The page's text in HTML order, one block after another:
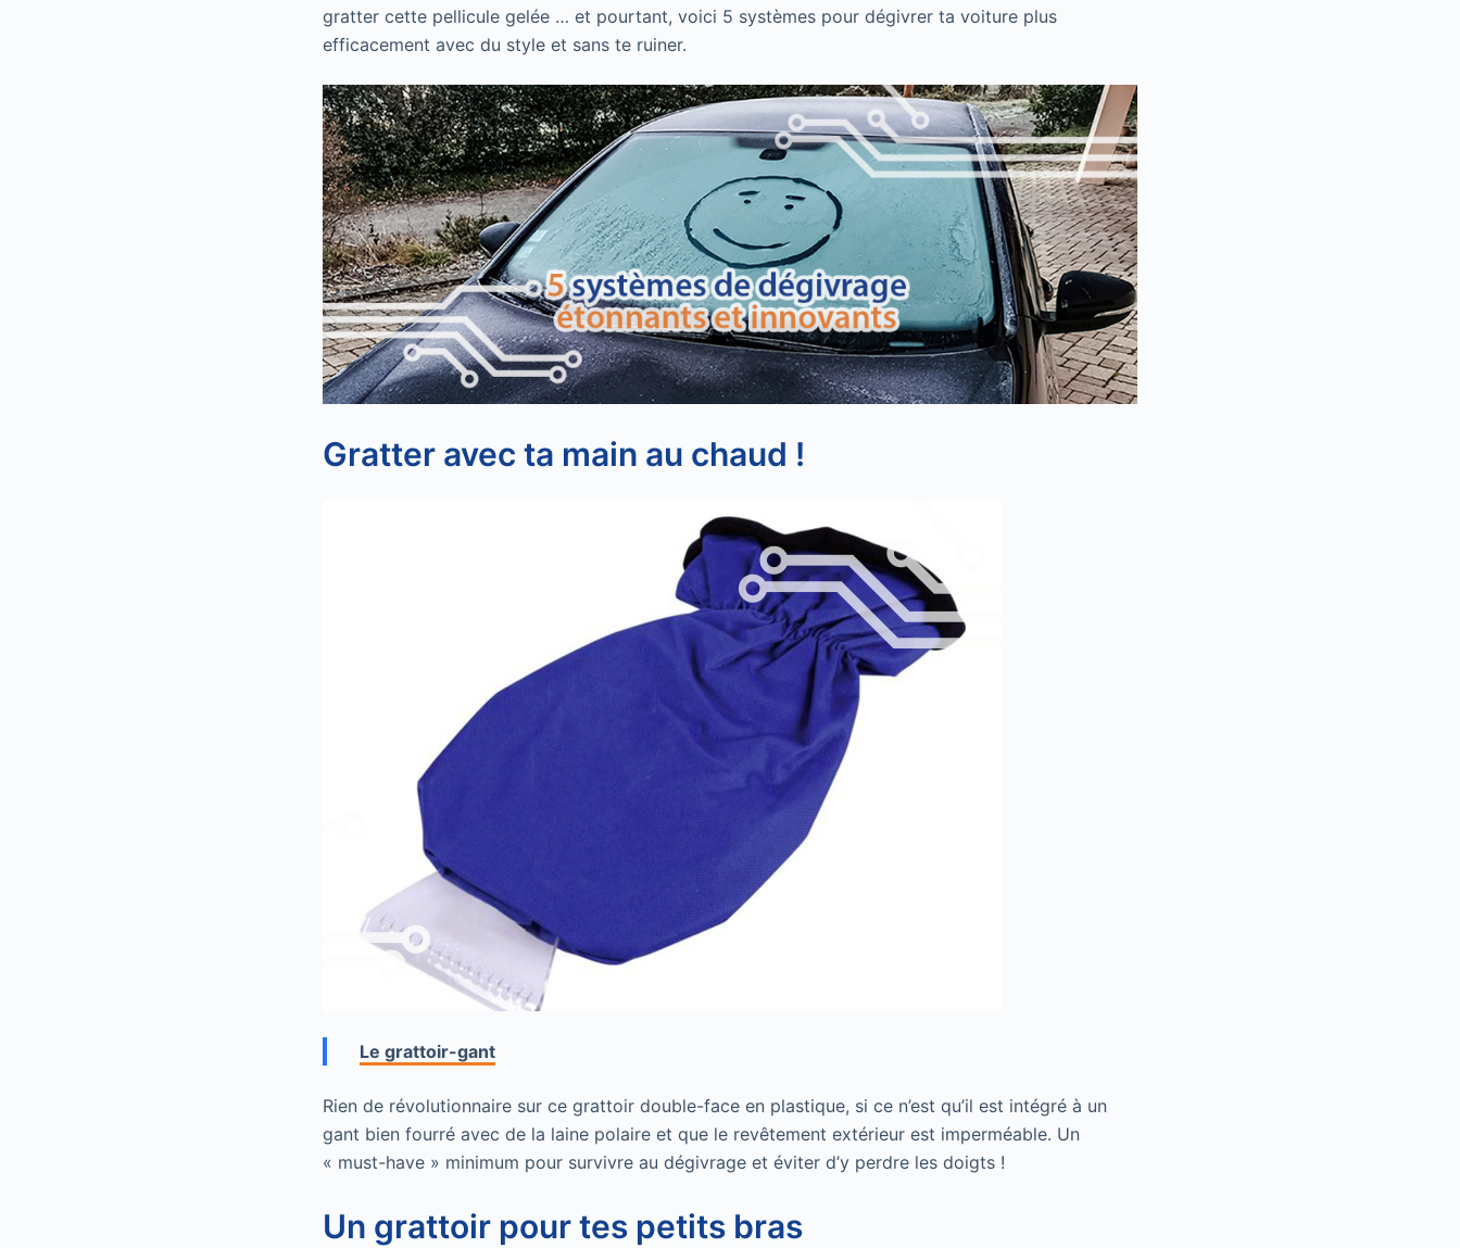
gratter cette pellicule gelée … et pourtant, voici 5 systèmes pour dégivrer ta voiture plus
efficacement avec du style et sans te ruiner.
Gratter avec ta main au chaud !
Le grattoir-gant
Rien de révolutionnaire sur ce grattoir double-face en plastique, si ce n’est qu’il est intégré à un
gant bien fourré avec de la laine polaire et que le revêtement extérieur est imperméable. Un
« must-have » minimum pour survivre au dégivrage et éviter d’y perdre les doigts !
Un grattoir pour tes petits bras